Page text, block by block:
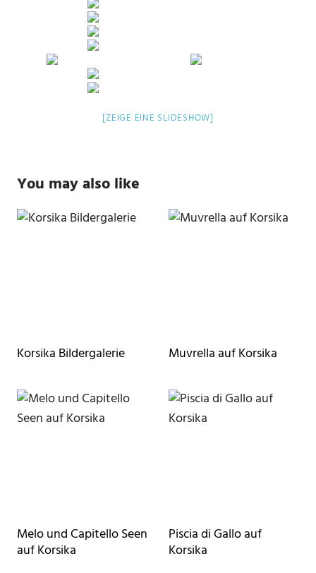
[ZEIGE EINE SLIDESHOW]
You may also like
Korsika Bildergalerie Muvrella auf Korsika
Melo und Capitello Seen
auf Korsika
Piscia di Gallo auf
Korsika